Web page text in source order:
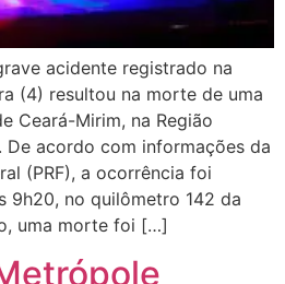
acidente registrado na
(4) resultou na morte de uma
Ceará-Mirim, na Região
acordo com informações da
(PRF), a ocorrência foi
9h20, no quilômetro 142 da
uma morte foi […]